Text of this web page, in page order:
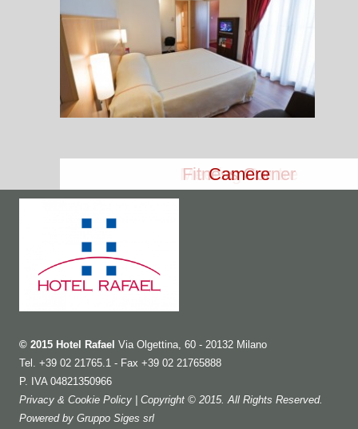
Meeting Centre
Fitness Corner
Camere
© 2015 Hotel Rafael Via Olgettina, 60 - 20132 Milano
Tel. +39 02 21765.1 - Fax +39 02 21765888
P. IVA 04821350966
Privacy & Cookie Policy | Copyright © 2015. All Rights Reserved.
Powered byGruppo Siges srl